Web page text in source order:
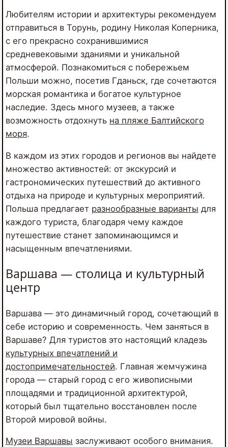
Любителям истории и архитектуры рекомендуем
отправиться в Торунь, родину Николая Коперника,
с его прекрасно сохранившимися
средневековыми зданиями и уникальной
атмосферой. Познакомиться с побережьем
Польши можно, посетив Гданьск, где сочетаются
морская романтика и богатое культурное
наследие. Здесь много музеев, а также
возможность отдохнуть на пляже Балтийского
моря.
В каждом из этих городов и регионов вы найдете
множество активностей: от экскурсий и
гастрономических путешествий до активного
отдыха на природе и культурных мероприятий.
Польша предлагает разнообразные варианты для
каждого туриста, благодаря чему каждое
путешествие станет запоминающимся и
насыщенным впечатлениями.
Варшава — столица и культурный
центр
Варшава — это динамичный город, сочетающий в
себе историю и современность. Чем заняться в
Варшаве? Для туристов это настоящий кладезь
культурных впечатлений и
достопримечательностей. Главная жемчужина
города — старый город с его живописными
площадями и традиционной архитектурой,
который был тщательно восстановлен после
Второй мировой войны.
Музеи Варшавы заслуживают особого внимания.